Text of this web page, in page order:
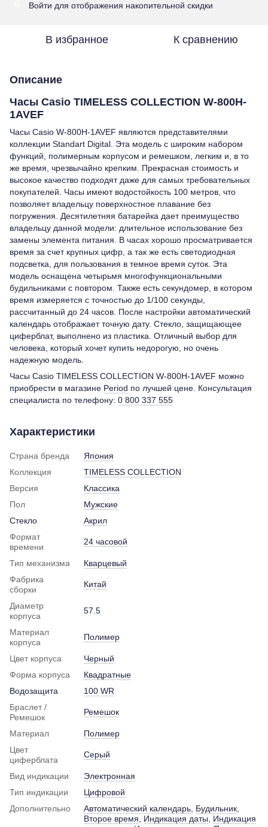
Войти для отображения накопительной скидки
В избранное К сравнению
Описание
Часы Casio TIMELESS COLLECTION W-800H-
1AVEF
Часы Casio W-800H-1AVEF являются представителями
коллекции Standart Digital. Эта модель с широким набором
функций, полимерным корпусом и ремешком, легким и, в то
же время, чрезвычайно крепким. Прекрасная стоимость и
высокое качество подходят даже для самых требовательных
покупателей. Часы имеют водостойкость 100 метров, что
позволяет владельцу поверхностное плавание без
погружения. Десятилетняя батарейка дает преимущество
владельцу данной модели: длительное использование без
замены элемента питания. В часах хорошо просматривается
время за счет крупных цифр, а так же есть светодиодная
подсветка, для пользования в темное время суток. Эта
модель оснащена четырьмя многофункциональными
будильниками с повтором. Также есть секундомер, в котором
время измеряется с точностью до 1/100 секунды,
рассчитанный до 24 часов. После настройки автоматический
календарь отображает точную дату. Стекло, защищающее
циферблат, выполнено из пластика. Отличный выбор для
человека, который хочет купить недорогую, но очень
надежную модель.
Часы Casio TIMELESS COLLECTION W-800H-1AVEF можно
приобрести в магазине Period по лучшей цене. Консультация
специалиста по телефону: 0 800 337 555
Характеристики
Страна бренда
Япония
Коллекция
TIMELESS COLLECTION
Версия
Классика
Пол
Мужские
Стекло
Акрил
Формат
времени
24 часовой
Тип механизма
Кварцевый
Фабрика
сборки
Китай
Диаметр
корпуса
57.5
Материал
корпуса
Полимер
Цвет корпуса
Черный
Форма корпуса
Квадратные
Водозащита
100 WR
Браслет /
Ремешок
Ремешок
Материал
Полимер
Цвет
циферблата
Серый
Вид индикации
Электронная
Тип индикации
Цифровой
Дополнительно
Автоматический календарь Будильник
Второе время
Индикация даты
Индикация